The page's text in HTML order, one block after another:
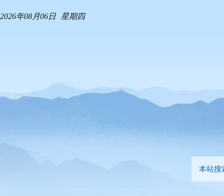
2026年08月06日 星期四
本站搜